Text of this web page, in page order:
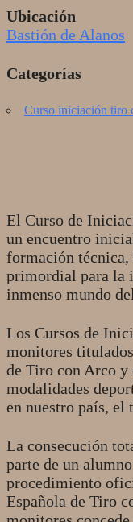
Ubicación
Bastión de Alanos
Categorías
Curso iniciación tiro
El Curso de
un encuentro
formación
primordial para la
inmenso mundo
Los Cursos de
monitores
de Tiro con Arco y
modalidades
en nuestro país, el
La consecución
parte de un
procedimiento
Española de Tiro